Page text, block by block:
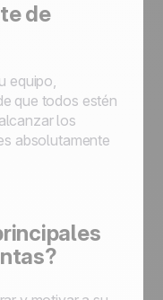
de
equipo,
que todos estén
los
absolutamente